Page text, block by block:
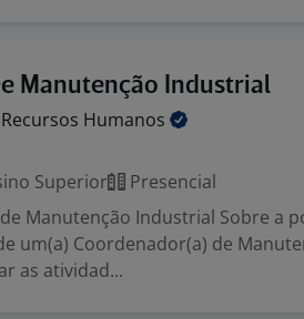
Manutenção Industrial
Humanos
Superior
Presencial
Manutenção Industrial Sobre a
um(a) Coordenador(a) de
as atividad...